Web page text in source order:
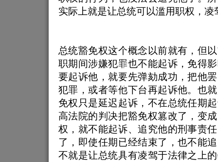
实际上就是让总统可以滥用职权，凌
总统豁免权这个概念以前就有，但
职期间涉嫌犯罪也不能起诉，免得
要起诉他，就要先弹劾成功，把他
犯罪，或者等他下台再起诉他。也
免权只是延迟起诉，不在总统任期
高法院的判决把豁免权篡改了，变
权，就不能起诉、追究他的刑事责
了，即使任期已经结束了，也不能
不就是让总统具有凌驾于法律之上